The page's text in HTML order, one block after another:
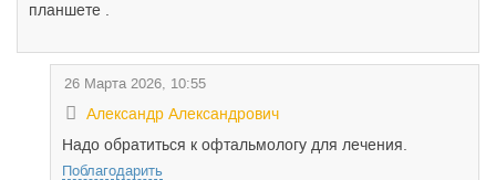
планшете .
26 Марта 2026, 10:55
Александр Александрович
Надо обратиться к офтальмологу для лечения.
Поблагодарить